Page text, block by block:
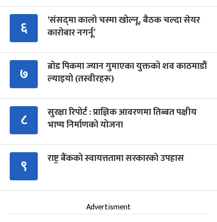
६
‘संसद्‍मा कालो चस्मा खोल्नू, बैठक चल्दा सेयर
कारोबार नगर्नू’
७
ब्रोड पिकमा ज्यान गुमाएका युक्तको शव काठमाडौं
ल्याइयो (तस्वीरहरू)
८
सुरक्षा रिपोर्ट : प्राज्ञिक आवरणमा तिब्बत पक्षीय
भाष्य निर्माणको योजना
९ राष्ट्र बैंकको स्वायत्ततामा सरकारको उपहास
Advertisment